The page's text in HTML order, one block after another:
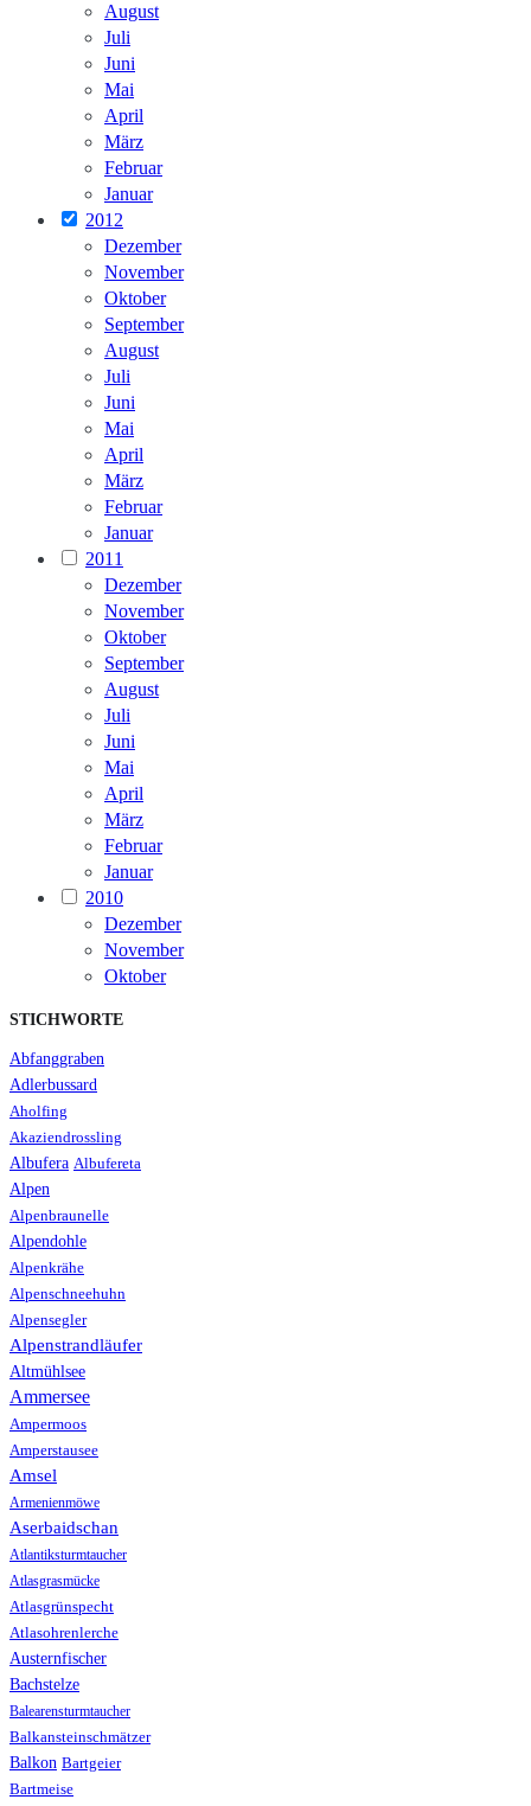
August
Juli
Juni
Mai
April
März
Februar
Januar
2012
Dezember
November
Oktober
September
August
Juli
Juni
Mai
April
März
Februar
Januar
2011
Dezember
November
Oktober
September
August
Juli
Juni
Mai
April
März
Februar
Januar
2010
Dezember
November
Oktober
STICHWORTE
Abfanggraben
Adlerbussard
Aholfing
Akaziendrossling
Albufera Albufereta
Alpen
Alpenbraunelle
Alpendohle
Alpenkrähe
Alpenschneehuhn
Alpensegler
Alpenstrandläufer
Altmühlsee
Ammersee
Ampermoos
Amperstausee
Amsel
Armenienmöwe
Aserbaidschan
Atlantiksturmtaucher
Atlasgrasmücke
Atlasgrünspecht
Atlasohrenlerche
Austernfischer
Bachstelze
Balearensturmtaucher
Balkansteinschmätzer
Balkon Bartgeier
Bartmeise